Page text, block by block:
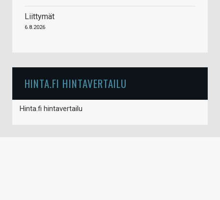
Liittymät
6.8.2026
HINTA.FI HINTAVERTAILU
Hinta.fi hintavertailu